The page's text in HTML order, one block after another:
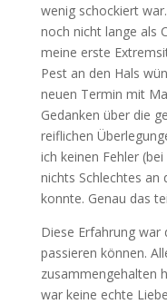
wenig schockiert
noch nicht lange als
meine erste
Pest an den Hals
neuen Termin mit
Gedanken über die
reiflichen
ich keinen Fehler
nichts Schlechtes an
konnte. Genau das
Diese Erfahrung
passieren können.
zusammengehalten
war keine echte